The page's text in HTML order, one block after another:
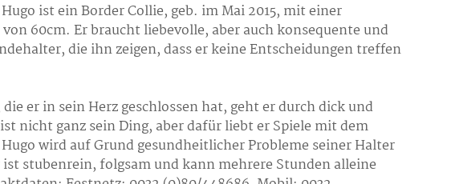
ist ein Border Collie, geb. im Mai 2015, mit einer
60cm. Er braucht liebevolle, aber auch konsequente und
die ihn zeigen, dass er keine Entscheidungen treffen
er in sein Herz geschlossen hat, geht er durch dick und
nicht ganz sein Ding, aber dafür liebt er Spiele mit dem
wird auf Grund gesundheitlicher Probleme seiner Halter
stubenrein, folgsam und kann mehrere Stunden alleine